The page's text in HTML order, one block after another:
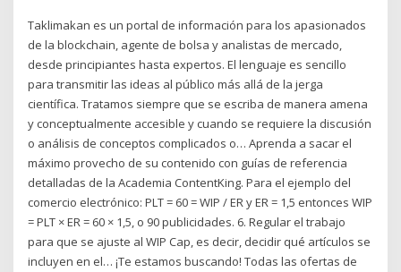
Taklimakan es un portal de información para los apasionados
de la blockchain, agente de bolsa y analistas de mercado,
desde principiantes hasta expertos. El lenguaje es sencillo
para transmitir las ideas al público más allá de la jerga
científica. Tratamos siempre que se escriba de manera amena
y conceptualmente accesible y cuando se requiere la discusión
o análisis de conceptos complicados o… Aprenda a sacar el
máximo provecho de su contenido con guías de referencia
detalladas de la Academia ContentKing. Para el ejemplo del
comercio electrónico: PLT = 60 = WIP / ER y ER = 1,5 entonces WIP
= PLT × ER = 60 × 1,5, o 90 publicidades. 6. Regular el trabajo
para que se ajuste al WIP Cap, es decir, decidir qué artículos se
incluyen en el… ¡Te estamos buscando! Todas las ofertas de